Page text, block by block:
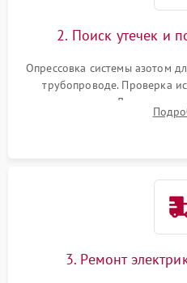
2. Поиск утечек и
Опрессовка системы азотом
трубопроводе. Проверка
течеискателем. Демонтаж
продувка капиллярной
3. Ремонт